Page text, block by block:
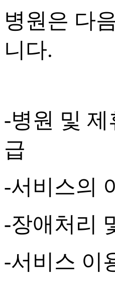
병원은 다
니다.
-병원 및
급
-서비스의
-장애처리
-서비스 이